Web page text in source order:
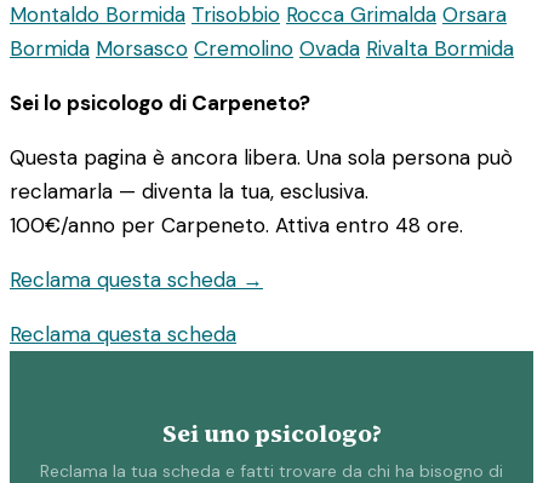
Montaldo Bormida Trisobbio Rocca Grimalda Orsara
Bormida Morsasco Cremolino Ovada Rivalta Bormida
Sei lo psicologo di Carpeneto?
Questa pagina è ancora libera. Una sola persona può
reclamarla — diventa la tua, esclusiva.
100€/anno per Carpeneto. Attiva entro 48 ore.
Reclama questa scheda →
Reclama questa scheda
Sei uno psicologo?
Reclama la tua scheda e fatti trovare da chi ha bisogno di